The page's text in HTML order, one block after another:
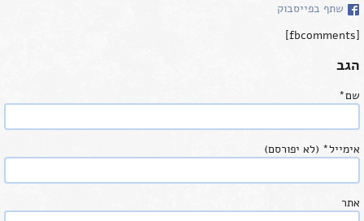
שתף בפייסבוק
[fbcomments]
הגב
שם*
אימייל* (לא יפורסם)
אתר